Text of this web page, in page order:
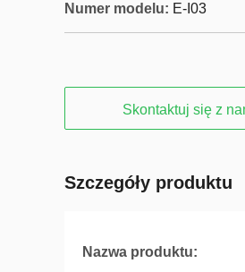
Numer modelu: E-I03
Skontaktuj się z
Szczegóły produktu
Nazwa produktu: